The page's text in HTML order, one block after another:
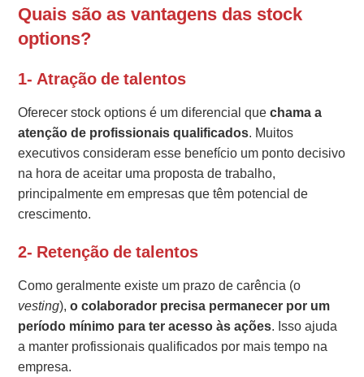
Quais são as vantagens das stock
options?
1- Atração de talentos
Oferecer stock options é um diferencial quechama a
atenção de profissionais qualificados. Muitos
executivos consideram esse benefício um ponto decisivo
na hora de aceitar uma proposta de trabalho,
principalmente em empresas que têm potencial de
crescimento.
2- Retenção de talentos
Como geralmente existe um prazo de carência (o
vesting),o colaborador precisa permanecer por um
período mínimo para ter acesso às ações. Isso ajuda
a manter profissionais qualificados por mais tempo na
empresa.